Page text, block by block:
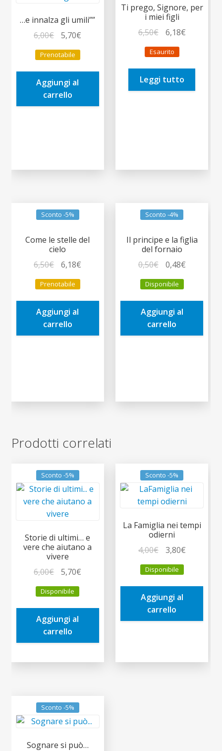
…e innalza gli umili””
6,00€
prezzo
originale
era:
6,00€.
5,70€
è:
Prenotabile
Aggiungi al
carrello
Ti prego, Signore, per
i miei figli
6,50€
prezzo
originale
era:
6,50€.
6,18€Il
è:
Esaurito
Leggi tutto
Sconto -5%
Come le stelle del
cielo
6,50€
prezzo
originale
era:
6,50€.
6,18€
è:
Prenotabile
Aggiungi al
carrello
Sconto -4%
Il principe e la figlia
del fornaio
0,50€
prezzo
originale
era:
0,50€.
0,48€Il
è:
Disponibile
Aggiungi al
carrello
Prodotti correlati
Sconto -5%
Storie di ultimi… e
vere che aiutano a
vivere
6,00€
prezzo
originale
era:
6,00€.
5,70€
è:
Disponibile
Aggiungi al
carrello
Sconto -5%
La Famiglia nei tempi
odierni
4,00€
prezzo
originale
era:
4,00€.
3,80€Il
è:
Disponibile
Aggiungi al
carrello
Sconto -5%
Sognare si può…